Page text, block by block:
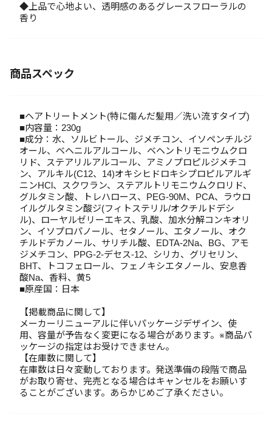
◆上品で心地よい、透明感のあるグレースフローラルの
香り
商品スペック
■ヘアトリートメント(特に傷んだ髪用／洗い流すタイプ)
■内容量：230g
■成分：水、ソルビトール、ジメチコン、イソペンチルジ
オール、ベヘニルアルコール、ベヘントリモニウムクロ
リド、ステアリルアルコール、アミノプロピルジメチコ
ン、アルキル(C12、14)オキシヒドロキシプロピルアルギ
ニンHCl、スクワラン、ステアルトリモニウムクロリド、
グルタミン酸、トレハロース、PEG-90M、PCA、ラウロ
イルグルタミン酸ジ(フィトステリル/オクチルドデシ
ル)、ローヤルゼリーエキス、乳酸、加水分解コンキオリ
ン、イソプロパノール、セタノール、エタノール、オク
チルドデカノール、サリチル酸、EDTA-2Na、BG、アモ
ジメチコン、PPG-2-デセス-12、シリカ、グリセリン、
BHT、トコフェロール、フェノキシエタノール、安息香
酸Na、香料、黄5
■原産国：日本
【掲載商品に関して】
メーカーリニューアルに伴いパッケージデザイン、使
用、容量が予告なく変更になる場合があります。※商品パ
ッケージの指定はお受けできません。
【在庫数に関して】
在庫数は日々変動しております。発送準備の段階で商品
がお取り寄せ、完売となる場合はキャンセルをお願いす
ることがございます。あらかじめご了承ください。